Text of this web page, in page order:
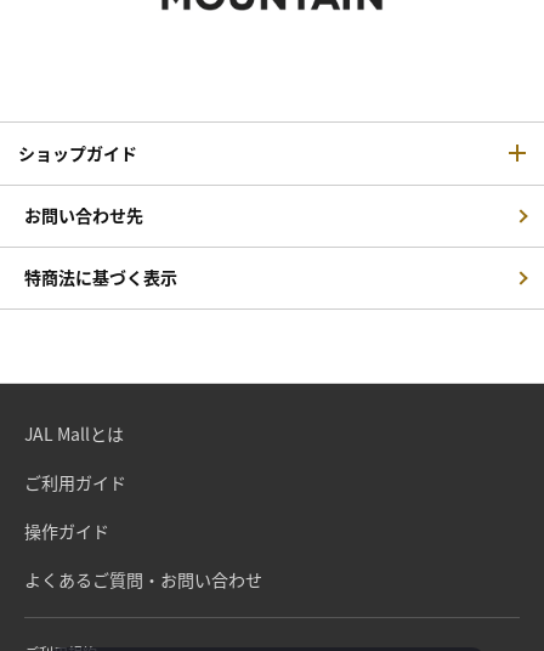
ショップガイド
お問い合わせ先
特商法に基づく表示
JAL Mallとは
ご利用ガイド
操作ガイド
よくあるご質問・お問い合わせ